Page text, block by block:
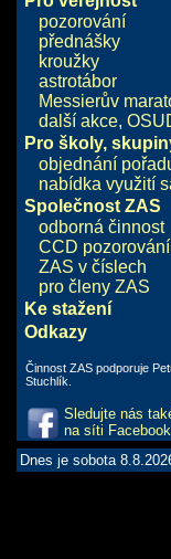
pozorování
přednášky
kroužky
astrotábor
Messierův
další akce,
Pro školy,
objednání
nabídka využití
Společnost ZAS
odborná činnost
CCD pozorování
ZAS v číslech
pro členy ZAS
Ke stažení
Odkazy
Činnost ZAS podporuje
Stuchlík.
Sledujte nás
na síti Facebook
Dnes je sobota